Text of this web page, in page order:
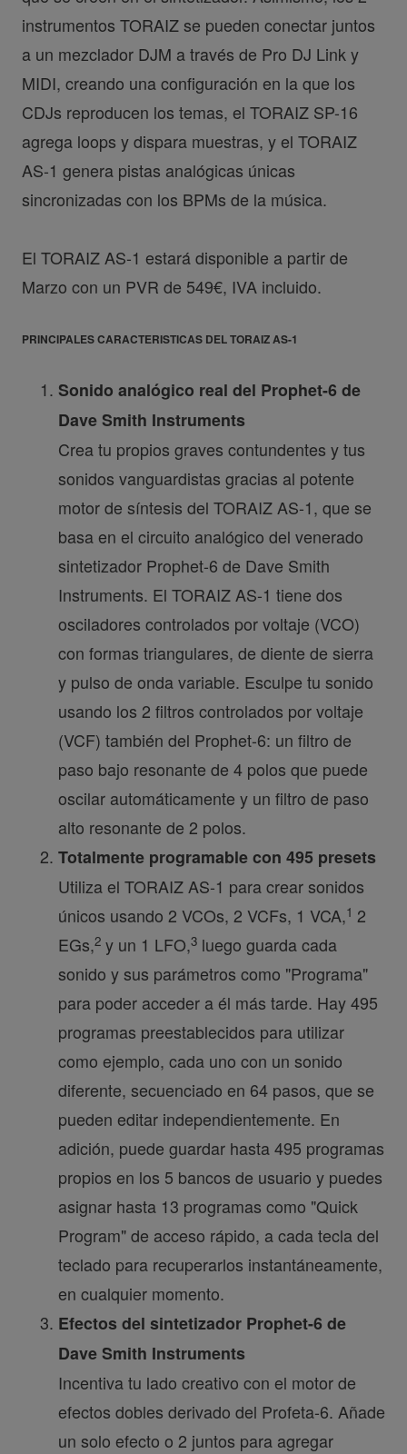
instrumentos TORAIZ se pueden conectar juntos
a un mezclador DJM a través de Pro DJ Link y
MIDI, creando una configuración en la que los
CDJs reproducen los temas, el TORAIZ SP-16
agrega loops y dispara muestras, y el TORAIZ
AS-1 genera pistas analógicas únicas
sincronizadas con los BPMs de la música.
El TORAIZ AS-1 estará disponible a partir de
Marzo con un PVR de 549€, IVA incluido.
PRINCIPALES CARACTERISTICAS DEL TORAIZ AS-1
Sonido analógico real del Prophet-6 de
Dave Smith Instruments
Crea tu propios graves contundentes y tus
sonidos vanguardistas gracias al potente
motor de síntesis del TORAIZ AS-1, que se
basa en el circuito analógico del venerado
sintetizador Prophet-6 de Dave Smith
Instruments. El TORAIZ AS-1 tiene dos
osciladores controlados por voltaje (VCO)
con formas triangulares, de diente de sierra
y pulso de onda variable. Esculpe tu sonido
usando los 2 filtros controlados por voltaje
(VCF) también del Prophet-6: un filtro de
paso bajo resonante de 4 polos que puede
oscilar automáticamente y un filtro de paso
alto resonante de 2 polos.
Totalmente programable con 495 presets
Utiliza el TORAIZ AS-1 para crear sonidos
únicos usando 2 VCOs, 2 VCFs, 1 VCA,1 2
EGs,2y un 1 LFO,3luego guarda cada
sonido y sus parámetros como "Programa"
para poder acceder a él más tarde. Hay 495
programas preestablecidos para utilizar
como ejemplo, cada uno con un sonido
diferente, secuenciado en 64 pasos, que se
pueden editar independientemente. En
adición, puede guardar hasta 495 programas
propios en los 5 bancos de usuario y puedes
asignar hasta 13 programas como "Quick
Program" de acceso rápido, a cada tecla del
teclado para recuperarlos instantáneamente,
en cualquier momento.
Efectos del sintetizador Prophet-6 de
Dave Smith Instruments
Incentiva tu lado creativo con el motor de
efectos dobles derivado del Profeta-6. Añade
un solo efecto o 2 juntos para agregar